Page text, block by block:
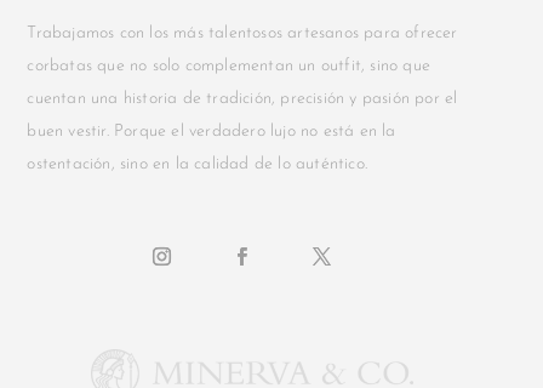
Trabajamos con los más talentosos artesanos para ofrecer
corbatas que no solo complementan un outfit, sino que
cuentan una historia de tradición, precisión y pasión por el
buen vestir. Porque el verdadero lujo no está en la
ostentación, sino en la calidad de lo auténtico.